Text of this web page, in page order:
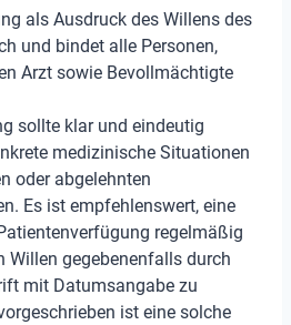
als Ausdruck des Willens des
und bindet alle Personen,
Arzt sowie Bevollmächtigte
sollte klar und eindeutig
medizinische Situationen
oder abgelehnten
Es ist empfehlenswert, eine
regelmäßig
Willen gegebenenfalls durch
mit Datumsangabe zu
ist eine solche